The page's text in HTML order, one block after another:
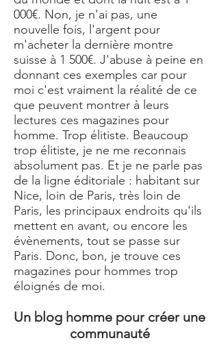
000€. Non, je n'ai pas, une
nouvelle fois, l'argent pour
m'acheter la dernière montre
suisse à 1 500€. J'abuse à peine en
donnant ces exemples car pour
moi c'est vraiment la réalité de ce
que peuvent montrer à leurs
lectures ces magazines pour
homme. Trop élitiste. Beaucoup
trop élitiste, je ne me reconnais
absolument pas. Et je ne parle pas
de la ligne éditoriale : habitant sur
Nice, loin de Paris, très loin de
Paris, les principaux endroits qu'ils
mettent en avant, ou encore les
évènements, tout se passe sur
Paris. Donc, bon, je trouve ces
magazines pour hommes trop
éloignés de moi.
Un blog homme pour créer une
communauté